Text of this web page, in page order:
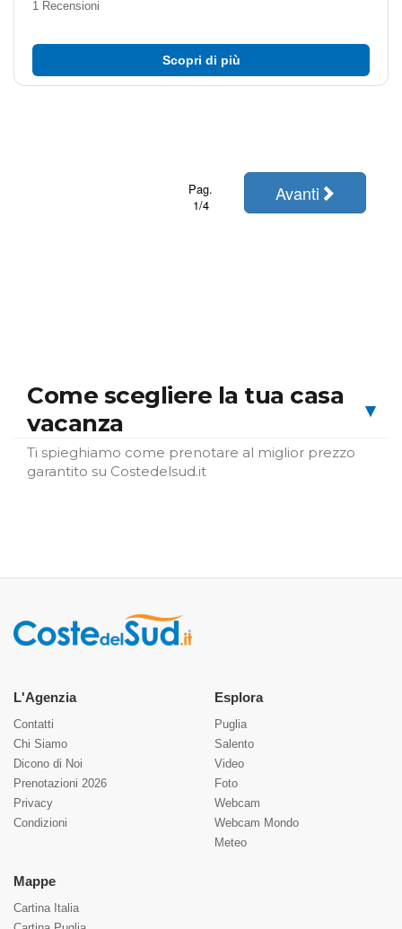
1 Recensioni
Scopri di più
Pag.
1/4
Avanti
Come scegliere la tua casa
vacanza
▾
Ti spieghiamo come prenotare al miglior prezzo
garantito su Costedelsud.it
L'Agenzia
Contatti
Chi Siamo
Dicono di Noi
Prenotazioni 2026
Privacy
Condizioni
Esplora
Puglia
Salento
Video
Foto
Webcam
Webcam Mondo
Meteo
Mappe
Cartina Italia